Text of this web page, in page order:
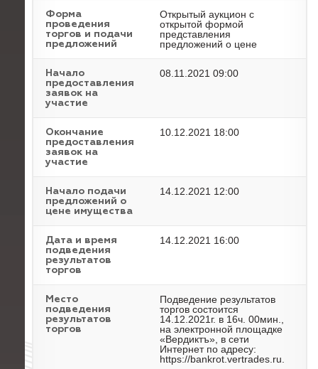
Форма
проведения
торгов и подачи
предложений
Открытый аукцион с
открытой формой
представления
предложений о цене
Начало
предоставления
заявок на
участие
08.11.2021 09:00
Окончание
предоставления
заявок на
участие
10.12.2021 18:00
Начало подачи
предложений о
цене имущества
14.12.2021 12:00
Дата и время
подведения
результатов
торгов
14.12.2021 16:00
Место
подведения
результатов
торгов
Подведение результатов
торгов состоится
14.12.2021г. в 16ч. 00мин.,
на электронной площадке
«Вердиктъ», в сети
Интернет по адресу:
https://bankrot.vertrades.ru.